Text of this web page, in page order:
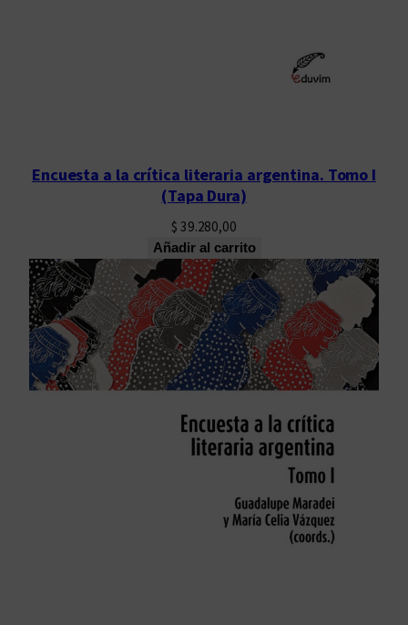
Encuesta a la crítica literaria argentina. Tomo I
(Tapa Dura)
$ 39.280,00
Añadir al carrito